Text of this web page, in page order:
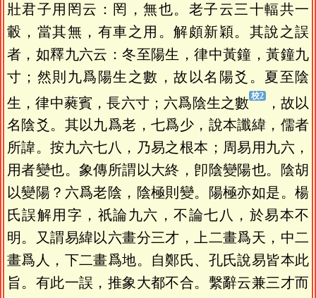
壯君子用罔云：罔，無也。老子云三十輻共一
轂，當其無，有車之用。解頗新穎。其說之誤
者，如釋九六云：冬至陽生，律中黃鐘，黃鐘九
寸；然則九爲陽生之數，故以名陽爻。夏至陰
生，律中蕤賓，長六寸；六爲陰生之數
，故以
名陰爻。其以九爲老，七爲少，說本讖緯，儒者
所諱。按九六七八，乃易之根本；周易用九六，
用者變也。象傳所謂以大終，卽陰變陽也。陰胡
以變陽？六爲老陰，陰極則變。陽極亦如是。楊
氏誤解用字，祇論九六，不論七八，於易本不
明。又謂易緯以六畫分三才，上二畫爲天，中二
畫爲人，下二畫爲地。自鄭氏、孔氏說易皆本此
旨。有此一誤，推象大都不合。繫辭云兼三才而